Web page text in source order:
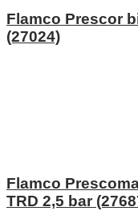
Flamco Prescor
(27024)
Flamco
TRD 2,5 bar